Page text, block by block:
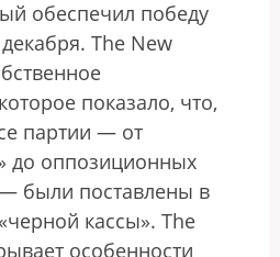
обеспечил победу
The New
показало, что,
партии — от
до оппозиционных
были поставлены в
кассы». The
особенности